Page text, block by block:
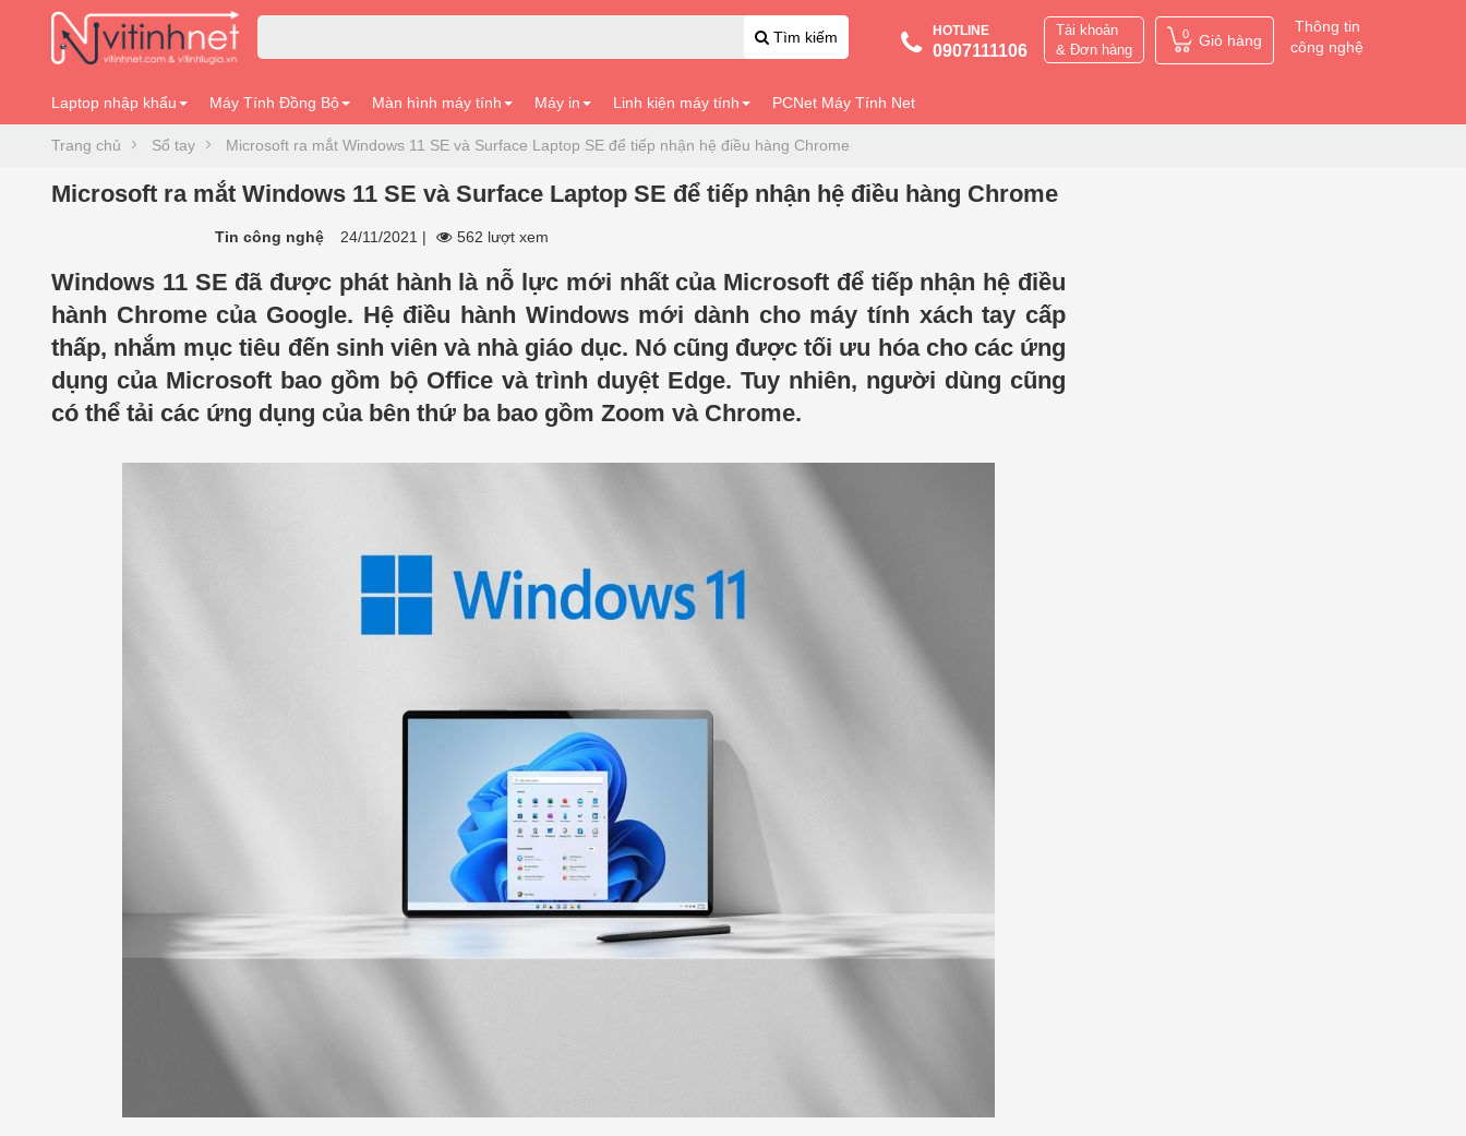
Tìm kiếm HOTLINE
0907111106
Tài khoản
& Đơn hàng
0 Giỏ hàng
Thông tin
công nghệ
Laptop nhập khẩu Máy Tính Đồng Bộ Màn hình máy tính Máy in Linh kiện máy tính PCNet Máy Tính Net
Trang chủ Sổ tay Microsoft ra mắt Windows 11 SE và Surface Laptop SE để tiếp nhận hệ điều hàng Chrome
Microsoft ra mắt Windows 11 SE và Surface Laptop SE để tiếp nhận hệ điều hàng Chrome
Tin công nghệ 24/11/2021 | 562 lượt xem
Windows 11 SE đã được phát hành là nỗ lực mới nhất của Microsoft để tiếp nhận hệ điều
hành Chrome của Google. Hệ điều hành Windows mới dành cho máy tính xách tay cấp
thấp, nhắm mục tiêu đến sinh viên và nhà giáo dục. Nó cũng được tối ưu hóa cho các ứng
dụng của Microsoft bao gồm bộ Office và trình duyệt Edge. Tuy nhiên, người dùng cũng
có thể tải các ứng dụng của bên thứ ba bao gồm Zoom và Chrome.